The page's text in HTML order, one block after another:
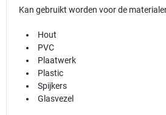
Kan gebruikt worden voor de
Hout
PVC
Plaatwerk
Plastic
Spijkers
Glasvezel